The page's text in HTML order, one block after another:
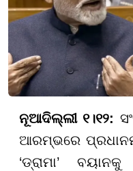
ନୂଆଦିଲ୍ଲୀ ୧।୧୨:
ଆରମ୍ଭରେ
‘ଡ୍ରାମା’